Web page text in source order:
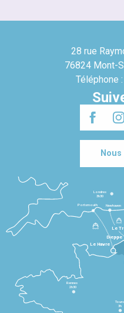
28 rue
76824 Mont-
Téléphone
Le Havre
Dieppe
Le
Rennes
2h30
Tours
3h
Londres
3h30
Newhaven
Portsmouth